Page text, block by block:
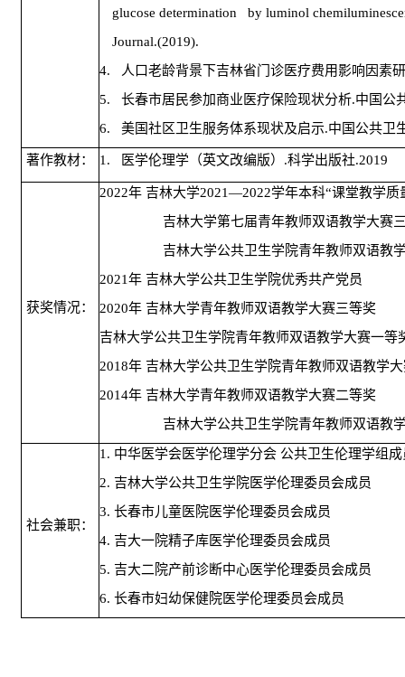
glucose determination by luminol
Journal.(2019).
4.
人口老龄背景下吉林省门诊医疗费用影响因素
5. 长春市居民参加商业医疗保险现状分析.中国公
6. 美国社区卫生服务体系现状及启示.中国公共卫
著作教材： 1. 医学伦理学（英文改编版） .科学出版社.2019
获奖情况：
2022年 吉林大学2021—2022学年本科“课堂教学质
吉林大学第七届青年教师双语教学大赛
吉林大学公共卫生学院青年教师双语教
2021年 吉林大学公共卫生学院优秀共产党员
2020年 吉林大学青年教师双语教学大赛三等奖
吉林大学公共卫生学院青年教师双语教学大赛一等
2018年 吉林大学公共卫生学院青年教师双语教学
2014年 吉林大学青年教师双语教学大赛二等奖
吉林大学公共卫生学院青年教师双语教
社会兼职：
1. 中华医学会医学伦理学分会 公共卫生伦理学组成
2. 吉林大学公共卫生学院医学伦理委员会成员
3. 长春市儿童医院医学伦理委员会成员
4. 吉大一院精子库医学伦理委员会成员
5. 吉大二院产前诊断中心医学伦理委员会成员
6. 长春市妇幼保健院医学伦理委员会成员